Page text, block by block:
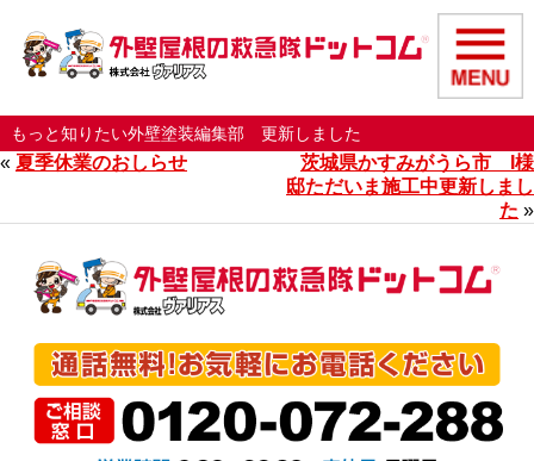
もっと知りたい外壁塗装編集部 更新しました
« 夏季休業のおしらせ
茨城県かすみがうら市 I様
邸ただいま施工中更新しまし
た »